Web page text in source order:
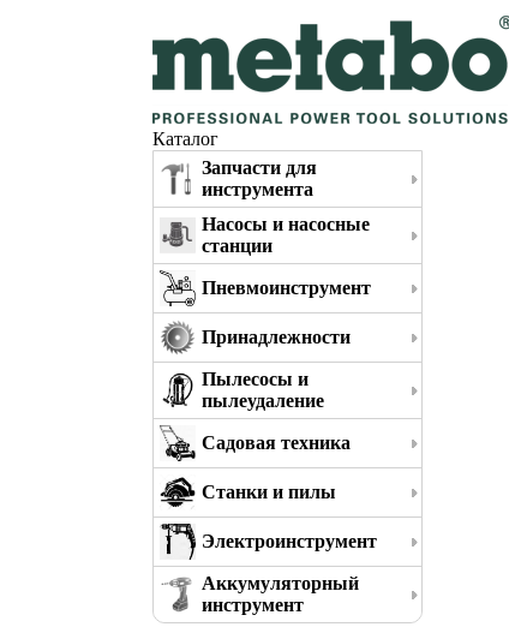
Каталог
Запчасти для
инструмента
Насосы и насосные
станции
Пневмоинструмент
Принадлежности
Пылесосы и
пылеудаление
Садовая техника
Станки и пилы
Электроинструмент
Аккумуляторный
инструмент